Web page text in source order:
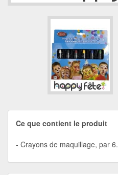
Ce que contient le produit
Crayons de maquillage, par